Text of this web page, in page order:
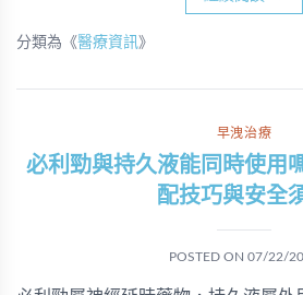
分類為《醫療資訊》
早洩治療
必利勁與持久液能同時使用
配技巧與安全
POSTED ON 07/22/